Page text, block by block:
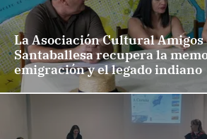
La Asociación Cultural Amigos
Santaballesa recupera la
emigración y el legado indiano